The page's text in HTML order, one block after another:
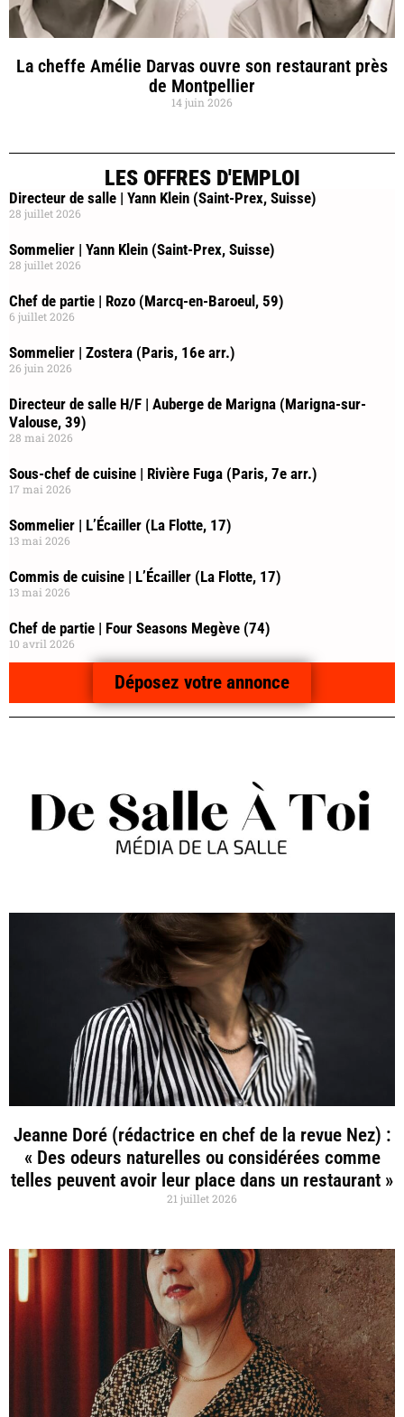
La cheffe Amélie Darvas ouvre son restaurant près
de Montpellier
14 juin 2026
LES OFFRES D'EMPLOI
Directeur de salle | Yann Klein (Saint-Prex, Suisse)
28 juillet 2026
Sommelier | Yann Klein (Saint-Prex, Suisse)
28 juillet 2026
Chef de partie | Rozo (Marcq-en-Baroeul, 59)
6 juillet 2026
Sommelier | Zostera (Paris, 16e arr.)
26 juin 2026
Directeur de salle H/F | Auberge de Marigna (Marigna-sur-
Valouse, 39)
28 mai 2026
Sous-chef de cuisine | Rivière Fuga (Paris, 7e arr.)
17 mai 2026
Sommelier | L’Écailler (La Flotte, 17)
13 mai 2026
Commis de cuisine | L’Écailler (La Flotte, 17)
13 mai 2026
Chef de partie | Four Seasons Megève (74)
10 avril 2026
Déposez votre annonce
Jeanne Doré (rédactrice en chef de la revue Nez) :
« Des odeurs naturelles ou considérées comme
telles peuvent avoir leur place dans un restaurant »
21 juillet 2026